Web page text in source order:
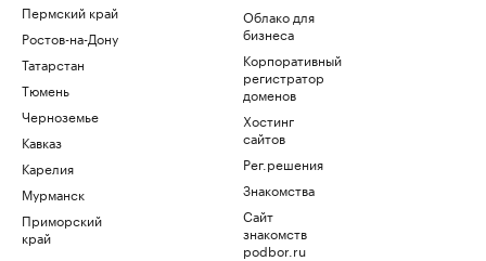
Пермский край
Ростов-на-Дону
Татарстан
Тюмень
Черноземье
Кавказ
Карелия
Мурманск
Приморский
край
Облако для
бизнеса
Корпоративный
регистратор
доменов
Хостинг
сайтов
Рег.решения
Знакомства
Сайт
знакомств
podbor.ru